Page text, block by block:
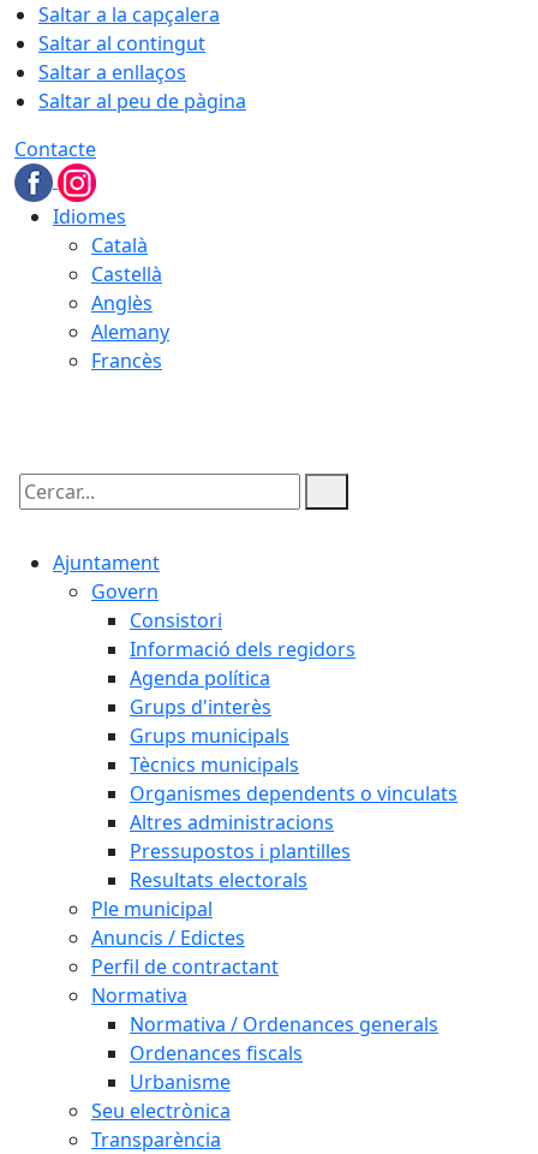
Saltar a la capçalera
Saltar al contingut
Saltar a enllaços
Saltar al peu de pàgina
Contacte
Idiomes
Català
Castellà
Anglès
Alemany
Francès
Cercar:
Ajuntament
Govern
Consistori
Informació dels regidors
Agenda política
Grups d'interès
Grups municipals
Tècnics municipals
Organismes dependents o vinculats
Altres administracions
Pressupostos i plantilles
Resultats electorals
Ple municipal
Anuncis / Edictes
Perfil de contractant
Normativa
Normativa / Ordenances generals
Ordenances fiscals
Urbanisme
Seu electrònica
Transparència